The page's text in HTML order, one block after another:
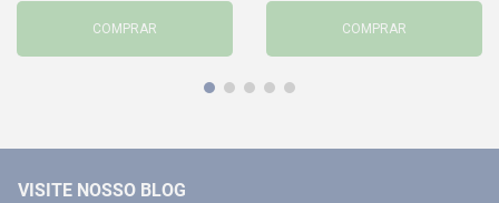
COMPRAR COMPRAR
VISITE NOSSO BLOG